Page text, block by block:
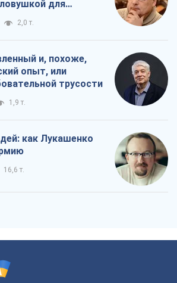
для
2,0 т.
и, похоже,
опыт, или
трусости
1,9 т.
как Лукашенко
16,6 т.